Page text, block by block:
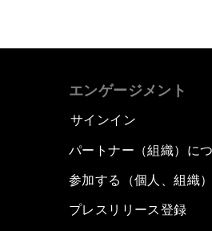
エンゲージメント
サインイン
パートナー（組織）に
参加する（個人、組織）
プレスリリース登録